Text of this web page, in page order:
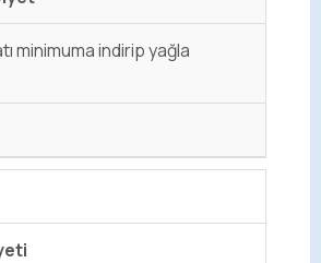
minimuma indirip yağla